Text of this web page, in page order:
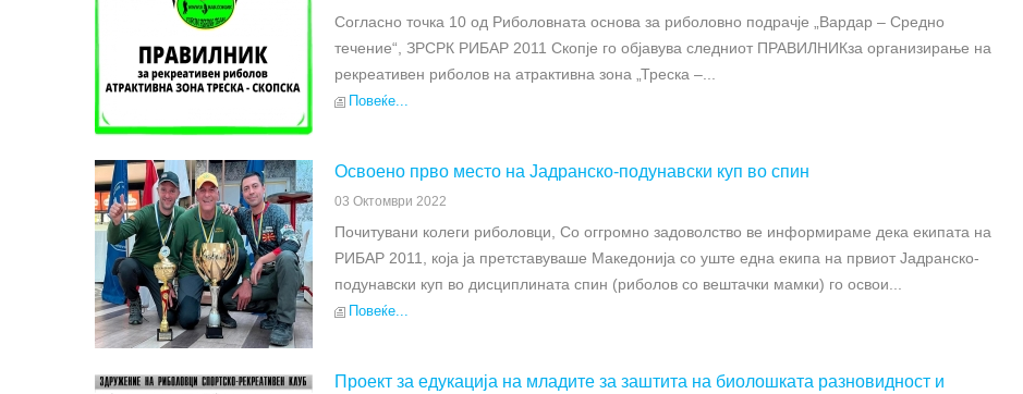
Согласно точка 10 од Риболовната основа за риболовно подрачје „Вардар – Средно
течение“, ЗРСРК РИБАР 2011 Скопје го објавува следниот ПРАВИЛНИКза организирање на
рекреативен риболов на атрактивна зона „Треска –...
Повеќе...
Освоено прво место на Јадранско-подунавски куп во спин
03 Октомври 2022
Почитувани колеги риболовци, Со оггромно задоволство ве информираме дека екипата на
РИБАР 2011, која ја претставуваше Македонија со уште една екипа на првиот Јадранско-
подунавски куп во дисциплината спин (риболов со вештачки мамки) го освои...
Повеќе...
Проект за едукација на младите за заштита на биолошката разновидност и